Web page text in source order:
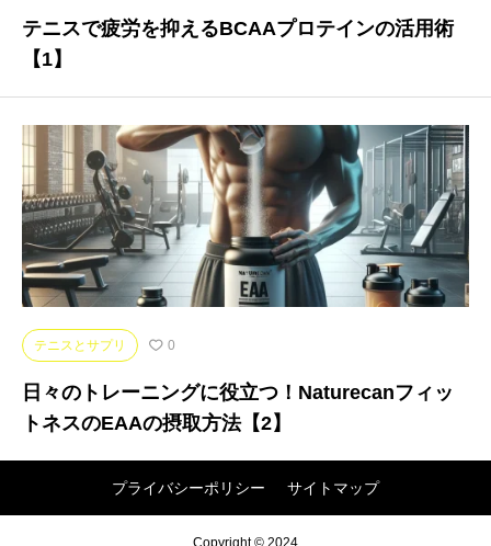
テニスで疲労を抑えるBCAAプロテインの活用術
【1】
テニスとサプリ 0
日々のトレーニングに役立つ！Naturecanフィッ
トネスのEAAの摂取方法【2】
プライバシーポリシー サイトマップ
Copyright © 2024